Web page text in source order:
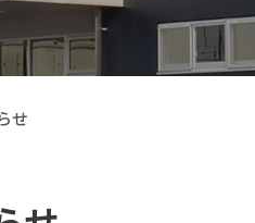
せ